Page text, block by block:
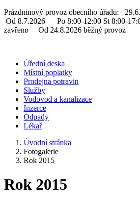
Prázdninový provoz obecního úřadu:
Od 8.7.2026 Po 8:00-12:00 St 8:00-
zavřeno Od 24.8.2026 běžný provoz
Úřední deska
Místní poplatky
Prodejna potravin
Služby
Vodovod a kanalizace
Inzerce
Odpady
Lékař
Úvodní stránka
Fotogalerie
Rok 2015
Rok 2015